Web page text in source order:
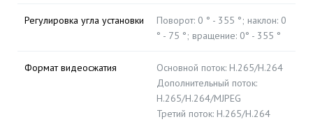
Регулировка угла установки
Поворот: 0 ° - 355 °; наклон: 0
° - 75 °; вращение: 0° - 355 °
Формат видеосжатия
Основной поток: H.265/H.264
Дополнительный поток:
H.265/H.264/MJPEG
Третий поток: H.265/H.264